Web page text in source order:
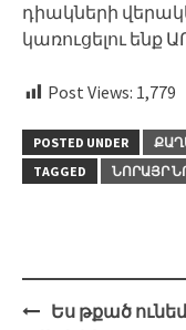
դիակների
կառուցելու ենք
Post Views: 1,779
POSTED UNDER
TAGGED
ՆՈՐԱՅՐ
PostԵս թքած